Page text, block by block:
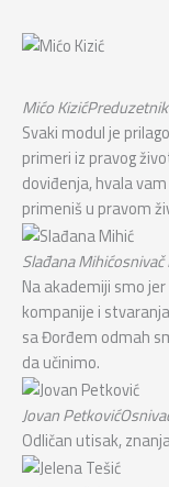
Mićo Kizić
Svaki modul je
primeri iz pravog
doviđenja, hvala
primeniš u pravom
Slađana Mihićosnivač
Na akademiji smo
kompanije i
sa Đorđem odmah
da učinimo.
Jovan Petković
Odličan utisak,